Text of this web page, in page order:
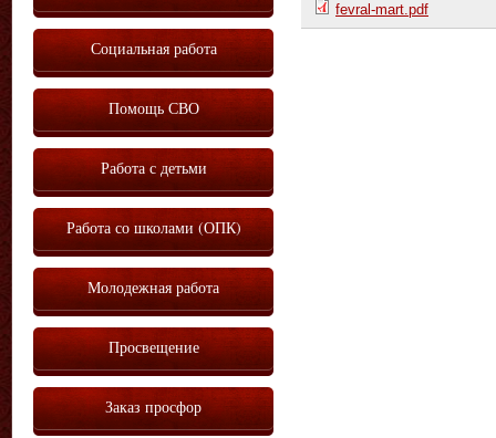
fevral-mart.pdf
Социальная работа
Помощь СВО
Работа с детьми
Работа со школами (ОПК)
Молодежная работа
Просвещение
Заказ просфор